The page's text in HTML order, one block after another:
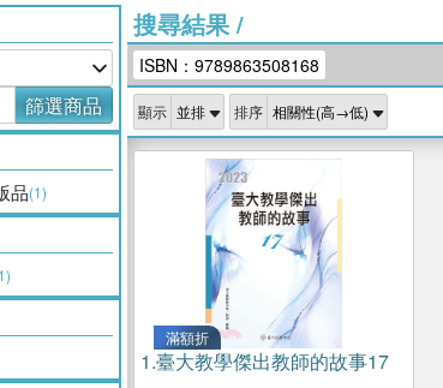
篩選商品
品(1)
搜尋結果/
ISBN：9789863508168
顯示 排序
滿額折
1.臺大教學傑出教師的故事17